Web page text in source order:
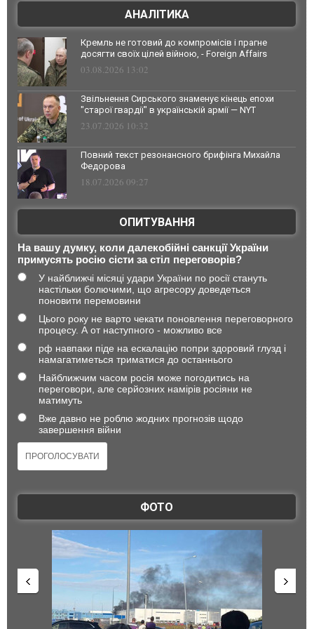
АНАЛІТИКА
Кремль не готовий до компромісів і прагне
досягти своїх цілей війною, - Foreign Affairs
03.08.2026 13:02
Звільнення Сирського знаменує кінець епохи
"старої гвардії" в українській армії — NYT
23.07.2026 10:32
Повний текст резонансного брифінга Михайла
Федорова
18.07.2026 09:27
ОПИТУВАННЯ
На вашу думку, коли далекобійні санкції України
примусять росію сісти за стіл переговорів?
У найближчі місяці удари України по росії стануть
настільки болючими, що агресору доведеться
поновити перемовини
Цього року не варто чекати поновлення переговорного
процесу. А от наступного - можливо все
рф навпаки піде на ескалацію попри здоровий глузд і
намагатиметься триматися до останнього
Найближчим часом росія може погодитись на
переговори, але серйозних намірів росіяни не
матимуть
Вже давно не роблю жодних прогнозів щодо
завершення війни
ФОТО